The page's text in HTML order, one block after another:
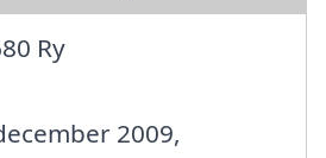
Ry
2009,